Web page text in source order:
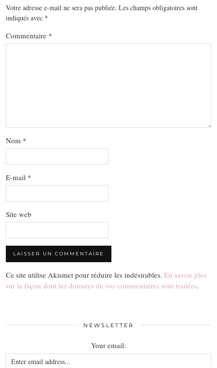
Votre adresse e-mail ne sera pas publiée. Les champs obligatoires sont
indiqués avec *
Commentaire *
Nom *
E-mail *
Site web
Ce site utilise Akismet pour réduire les indésirables. En savoir plus
sur la façon dont les données de vos commentaires sont traitées.
NEWSLETTER
Your email: